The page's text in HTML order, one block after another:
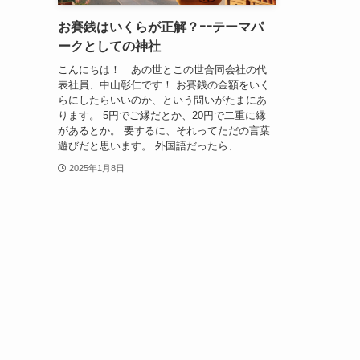
お賽銭はいくらが正解？ｰｰテーマパ
ークとしての神社
こんにちは！ あの世とこの世合同会社の代
表社員、中山彰仁です！ お賽銭の金額をいく
らにしたらいいのか、という問いがたまにあ
ります。 5円でご縁だとか、20円で二重に縁
があるとか。 要するに、それってただの言葉
遊びだと思います。 外国語だったら、...
2025年1月8日